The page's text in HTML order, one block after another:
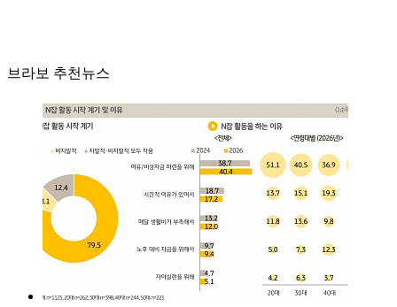
브라보 추천뉴스